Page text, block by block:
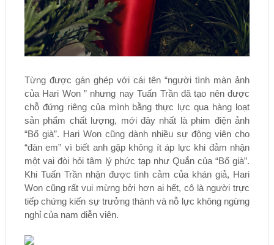
Từng được gán ghép với cái tên “người tình màn ảnh
của Hari Won ” nhưng nay Tuấn Trần đã tạo nên được
chỗ đứng riêng của mình bằng thực lực qua hàng loạt
sản phẩm chất lượng, mới đây nhất là phim điện ảnh
“Bố già”. Hari Won cũng dành nhiều sự động viên cho
“đàn em” vì biết anh gặp không ít áp lực khi đảm nhận
một vai đòi hỏi tâm lý phức tạp như Quắn của “Bố già”.
Khi Tuấn Trần nhận được tình cảm của khán giả, Hari
Won cũng rất vui mừng bởi hơn ai hết, cô là người trực
tiếp chứng kiến sự trưởng thành và nỗ lực không ngừng
nghỉ của nam diễn viên.